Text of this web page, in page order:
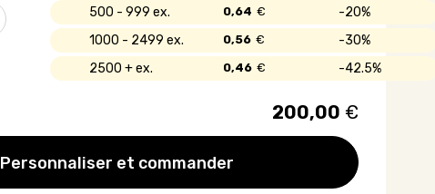
Personnaliser et commander
500 - 999 20%
0,64 €
1000 - 2499 30%
0,56 €
2500 + 42.5%
0,46 €
200,00 €